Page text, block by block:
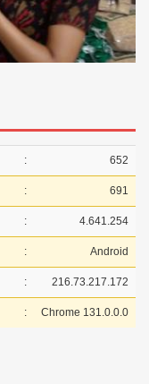
: 652
: 691
: 4.641.254
: Android
: 216.73.217.172
: Chrome 131.0.0.0